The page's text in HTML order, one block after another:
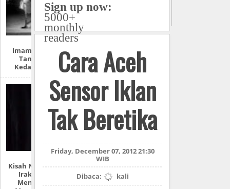
Imam Mahdi Dan
Tanda-Tanda
Kedatangannya
Kisah Nyata Perang
Irak: “Mereka
Menyiksa Dan
Sign up now:
5000+
monthly
readers
Cara Aceh
Sensor Iklan
Tak Beretika
Friday, December 07, 2012 21:30
WIB
Dibaca:
kali